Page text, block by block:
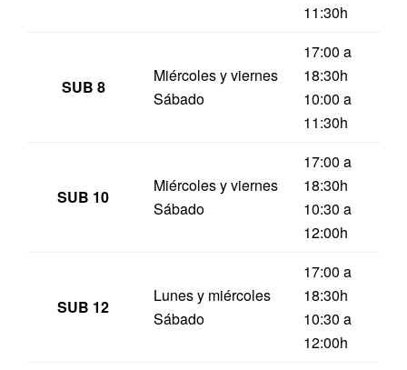
11:30h
SUB 8
Miércoles y viernes
Sábado
17:00 a
18:30h
10:00 a
11:30h
SUB 10
Miércoles y viernes
Sábado
17:00 a
18:30h
10:30 a
12:00h
SUB 12
Lunes y miércoles
Sábado
17:00 a
18:30h
10:30 a
12:00h